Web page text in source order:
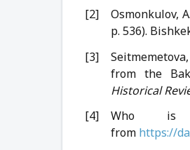
Osmonkulov,
p. 536).
from the
Historical
Who is
from https://